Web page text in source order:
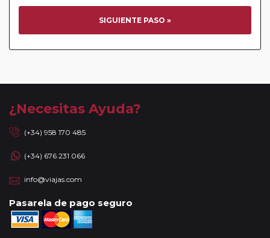
SIGUIENTE PASO »
¿Necesitas Ayuda?
(+34) 958 170 485
(+34) 676 231 066
info@viajas.com
Pasarela de pago seguro